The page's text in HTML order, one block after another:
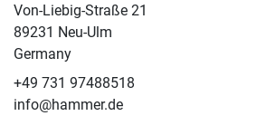
Von-Liebig-Straße 21
89231 Neu-Ulm
Germany
+49 731 97488518
info@hammer.de